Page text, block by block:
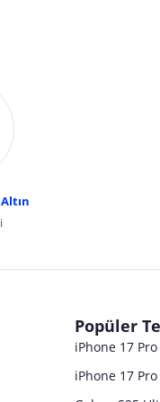
MAH LADİN SOK
Popüler
iPhone 17
iPhone 17 Pro